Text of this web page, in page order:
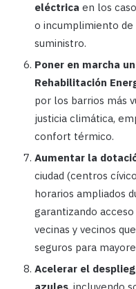
eléctrica en los
o incumplimiento
suministro.
Poner en marcha
Rehabilitación
por los barrios más
justicia climática,
confort térmico.
Aumentar la
ciudad (centros
horarios ampliados
garantizando
vecinas y vecinos
seguros para
Acelerar el